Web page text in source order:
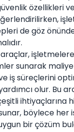
özellikleri
de göz
sunarak
iş süreçlerini
olur. Bu
ihtiyaçlarına
böylece her
bir çözüm